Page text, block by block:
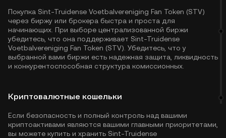
Покупка Sint-Truidense Voetbalvereniging Fan Token (STV)
через биржу или брокера быстра и проста для
начинающих. При выборе централизованной биржи
убедитесь, что она поддерживает Sint-Truidense
Voetbalvereniging Fan Token (STV). Убедитесь, что у
выбранной вами биржи есть надежная защита, ликвидность
и конкурентоспособная структура комиссионных.
Криптовалютные кошельки
Если безопасность и полный контроль над вашими
криптоактивами являются вашими главными приоритетами,
вы можете купить и хранить Sint-Truidense